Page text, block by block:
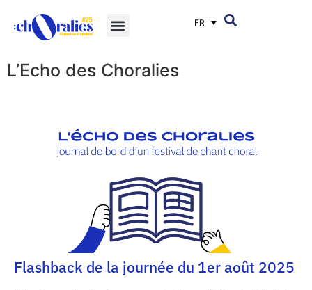
FR
L’Echo des Choralies
Flashback de la journée du 1er août 2025